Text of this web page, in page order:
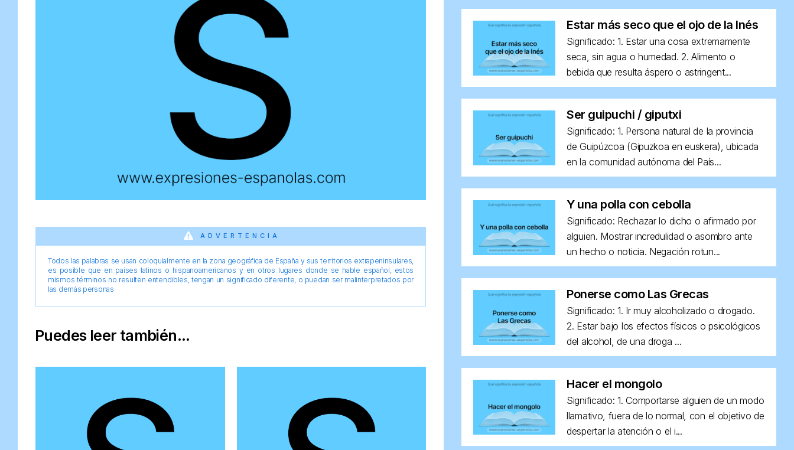
ADVERTENCIA
Todos las palabras se usan coloquialmente en la zona geográfica de España y sus territorios extrapeninsulares,
es posible que en países latinos o hispanoamericanos y en otros lugares donde se hable español, estos
mismos términos no resulten entendibles, tengan un significado diferente, o puedan ser malinterpretados por
las demás personas
Puedes leer también...
Estar más seco que el ojo de la Inés
Significado: 1. Estar una cosa extremamente
seca, sin agua o humedad. 2. Alimento o
bebida que resulta áspero o astringent...
Ser guipuchi / giputxi
Significado: 1. Persona natural de la provincia
de Guipúzcoa (Gipuzkoa en euskera), ubicada
en la comunidad autónoma del País...
Y una polla con cebolla
Significado: Rechazar lo dicho o afirmado por
alguien. Mostrar incredulidad o asombro ante
un hecho o noticia. Negación rotun...
Ponerse como Las Grecas
Significado: 1. Ir muy alcoholizado o drogado.
2. Estar bajo los efectos físicos o psicológicos
del alcohol, de una droga ...
Hacer el mongolo
Significado: 1. Comportarse alguien de un modo
llamativo, fuera de lo normal, con el objetivo de
despertar la atención o el i...